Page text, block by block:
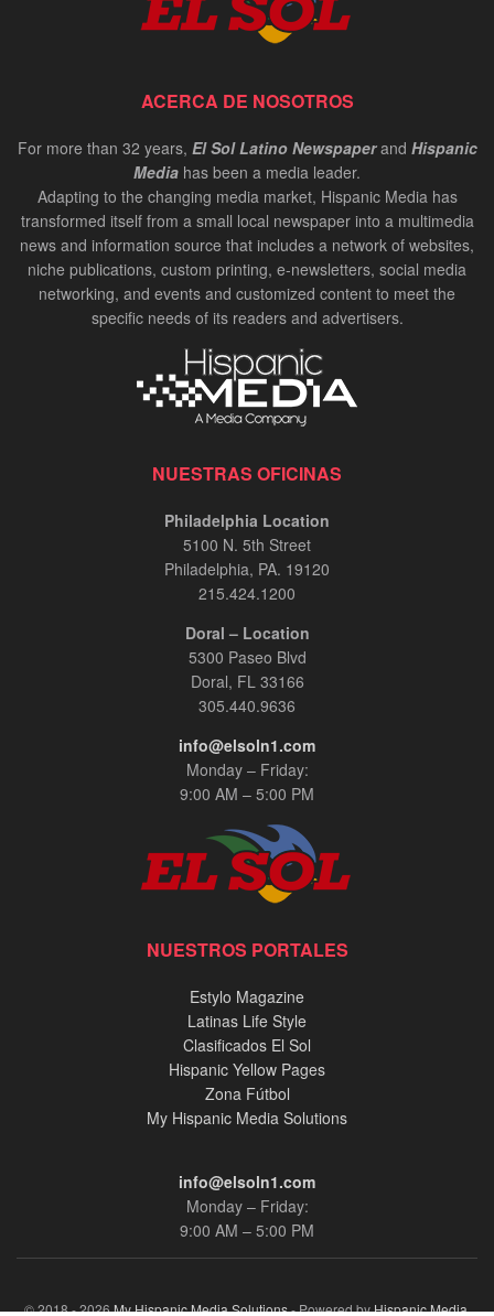
ACERCA DE NOSOTROS
For more than 32 years, El Sol Latino Newspaperand Hispanic
Media has been a media leader.
Adapting to the changing media market, Hispanic Media has
transformed itself from a small local newspaper into a multimedia
news and information source that includes a network of websites,
niche publications, custom printing, e-newsletters, social media
networking, and events and customized content to meet the
specific needs of its readers and advertisers.
NUESTRAS OFICINAS
Philadelphia Location
5100 N. 5th Street
Philadelphia, PA. 19120
215.424.1200
Doral – Location
5300 Paseo Blvd
Doral, FL 33166
305.440.9636
info@elsoln1.com
Monday – Friday:
9:00 AM – 5:00 PM
NUESTROS PORTALES
Estylo Magazine
Latinas Life Style
Clasificados El Sol
Hispanic Yellow Pages
Zona Fútbol
My Hispanic Media Solutions
info@elsoln1.com
Monday – Friday:
9:00 AM – 5:00 PM
© 2018 - 2026My Hispanic Media Solutions- Powered byHispanic Media,